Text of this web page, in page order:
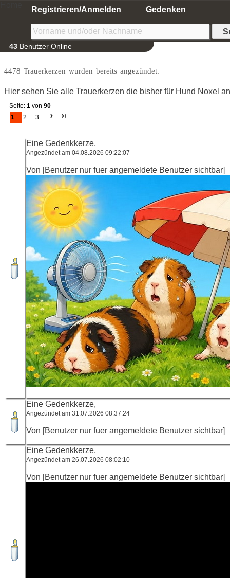
Registrieren/Anmelden Gedenken
43 Benutzer Online
4478 Trauerkerzen wurden bereits angezündet.
Hier sehen Sie alle Trauerkerzen die bisher für Hund Noxel
Seite: 1 von 90
1
2 3
Eine Gedenkkerze,
Angezündet am 04.08.2026 09:22:07
Von [Benutzer nur fuer angemeldete Benutzer sichtbar]
Eine Gedenkkerze,
Angezündet am 31.07.2026 08:37:24
Von [Benutzer nur fuer angemeldete Benutzer sichtbar]
Eine Gedenkkerze,
Angezündet am 26.07.2026 08:02:10
Von [Benutzer nur fuer angemeldete Benutzer sichtbar]